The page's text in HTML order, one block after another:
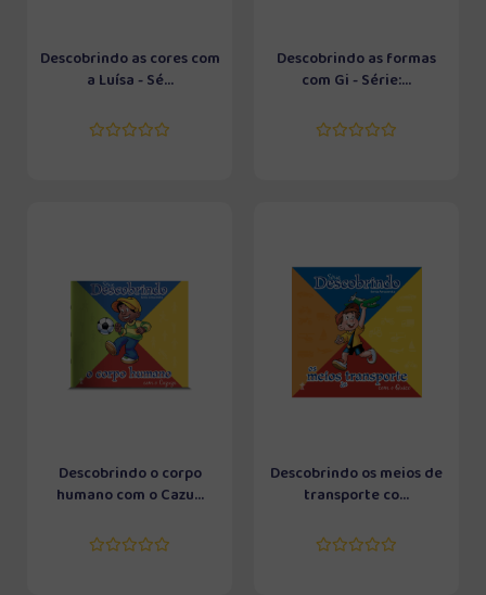
Descobrindo as cores com
a Luísa - Sé...
Descobrindo as formas
com Gi - Série:...
Descobrindo o corpo
humano com o Cazu...
Descobrindo os meios de
transporte co...